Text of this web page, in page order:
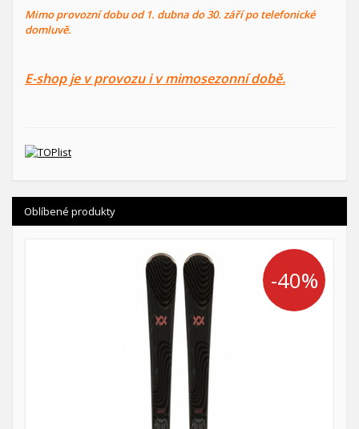
Mimo provozní dobu od 1. dubna do 30. září po telefonické
domluvě.
E-shop je v provozu i v mimosezonní době.
Oblíbené produkty
-40%